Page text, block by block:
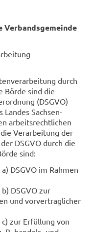
Verbandsgemeinde
durch
Börde sind die
(DSGVO)
Landes Sachsen-
arbeitsrechtlichen
Verarbeitung der
DSGVO durch die
sind:
DSGVO im Rahmen
DSGVO zur
und vorvertraglicher
zur Erfüllung von